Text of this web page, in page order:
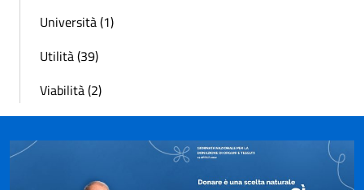
Università (1)
Utilità (39)
Viabilità (2)